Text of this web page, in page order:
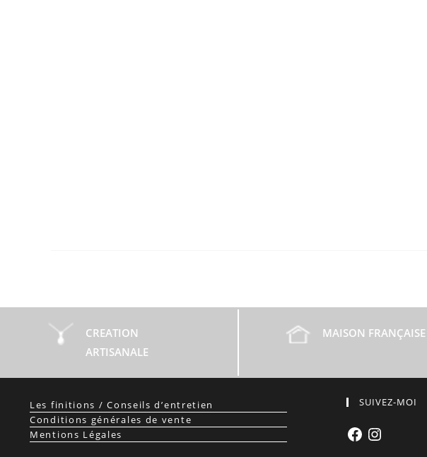
CREATION
ARTISANALE
MAISON FRANÇAISE
Les finitions / Conseils d’entretien
Conditions générales de vente
Mentions Légales
SUIVEZ-MOI
FacebookInstagram